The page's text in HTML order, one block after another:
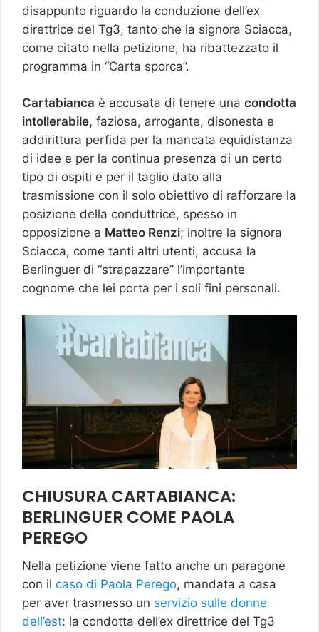
disappunto riguardo la conduzione dell’ex
direttrice del Tg3, tanto che la signora Sciacca,
come citato nella petizione, ha ribattezzato il
programma in “Carta sporca”.
Cartabianca è accusata di tenere una condotta
intollerabile, faziosa, arrogante, disonesta e
addirittura perfida per la mancata equidistanza
di idee e per la continua presenza di un certo
tipo di ospiti e per il taglio dato alla
trasmissione con il solo obiettivo di rafforzare la
posizione della conduttrice, spesso in
opposizione a Matteo Renzi; inoltre la signora
Sciacca, come tanti altri utenti, accusa la
Berlinguer di “strapazzare” l’importante
cognome che lei porta per i soli fini personali.
CHIUSURA CARTABIANCA:
BERLINGUER COME PAOLA
PEREGO
Nella petizione viene fatto anche un paragone
con il caso di Paola Perego, mandata a casa
per aver trasmesso un servizio sulle donne
dell’est: la condotta dell’ex direttrice del Tg3